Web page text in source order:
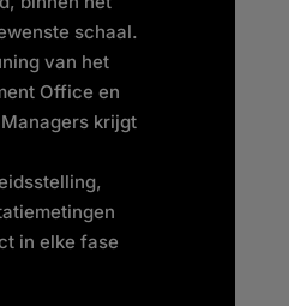
schaal.
van het
Office en
krijgt
in elke fase